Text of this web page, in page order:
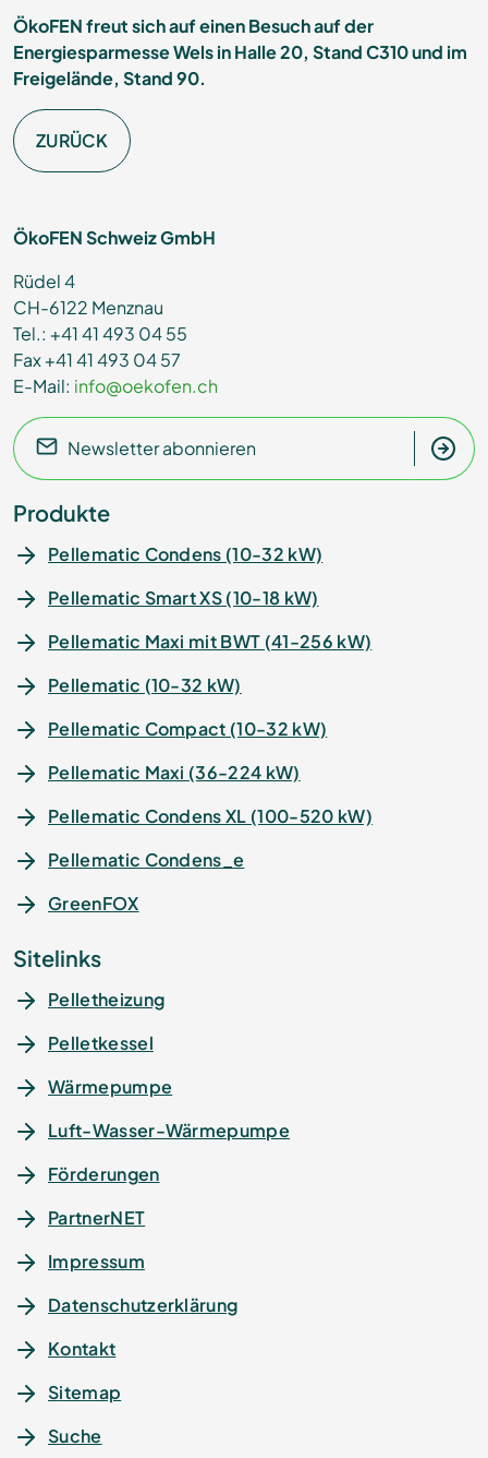
ÖkoFEN freut sich auf einen Besuch auf der
Energiesparmesse Wels in Halle 20, Stand C310 und im
Freigelände, Stand 90.
ZURÜCK
ÖkoFEN Schweiz GmbH
Rüdel 4
CH-6122 Menznau
Tel.: +41 41 493 04 55
Fax +41 41 493 04 57
E-Mail: info@oekofen.ch
Newsletter abonnieren
Produkte
Pellematic Condens (10-32 kW)
Pellematic Smart XS (10-18 kW)
Pellematic Maxi mit BWT (41-256 kW)
Pellematic (10-32 kW)
Pellematic Compact (10-32 kW)
Pellematic Maxi (36-224 kW)
Pellematic Condens XL (100-520 kW)
Pellematic Condens_e
GreenFOX
Sitelinks
Pelletheizung
Pelletkessel
Wärmepumpe
Luft-Wasser-Wärmepumpe
Förderungen
PartnerNET
Impressum
Datenschutz­erklärung
Kontakt
Sitemap
Suche